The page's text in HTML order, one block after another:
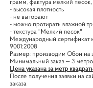
грамм, фактура мелкий песок,
- высокая плотность
- не выгорают
- можно протирать влажной
- текстура "Мелкий песок"
Международный сертификат
9001:2008
Размер: производим Обои на
Минимальный заказ — 3
Цена указана за метр
После получения заявки на
заказа